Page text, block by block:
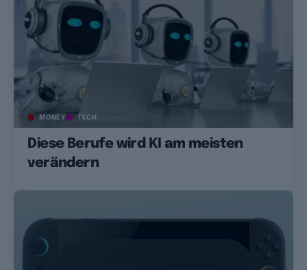
MONEY TECH
Diese Berufe wird KI am meisten
verändern